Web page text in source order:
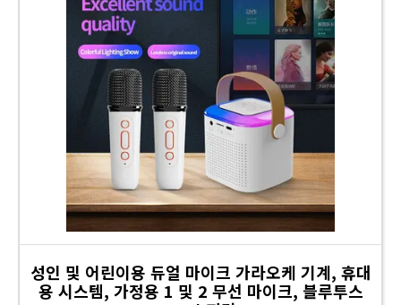
성인 및 어린이용 듀얼 마이크 가라오케 기계, 휴대
용 시스템, 가정용 1 및 2 무선 마이크, 블루투스